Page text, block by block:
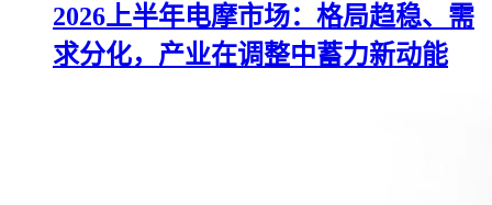
2026上半年电摩市场：格局趋稳、需
求分化，产业在调整中蓄力新动能